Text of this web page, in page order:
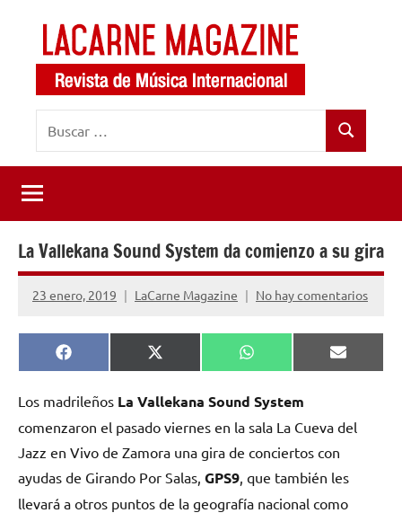
contenido
LaCarne
Magazine
de
música
internacional
Buscar
La Vallekana Sound System da comienzo a su gira
23 enero, 2019 LaCarne Magazine No hay comentarios
Compartir
en
Facebook
Compartir
en
X
(Twitter)
Compartir
en
WhatsApp
en
Email
Los madrileños La Vallekana Sound System
comenzaron el pasado viernes en la sala La Cueva del
Jazz en Vivo de Zamora una gira de conciertos con
ayudas de Girando Por Salas, GPS9 , que también les
llevará a otros puntos de la geografía nacional como